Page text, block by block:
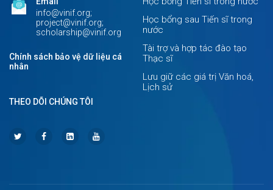
info@vinif.org;
project@vinif.org;
scholarship@vinif.org
Chính sách bảo vệ dữ liệu cá
nhân
Học bổng sau Tiến sĩ trong
nước
Tài trợ và hợp tác đào tạo
Thạc sĩ
Lưu giữ các giá trị Văn hoá,
Lịch sử
THEO DÕI CHÚNG TÔI